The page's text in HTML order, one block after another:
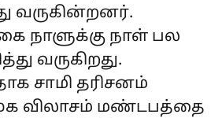
வருகின்றனர்.
நாளுக்கு நாள் பல
வருகிறது.
சாமி தரிசனம்
விலாசம் மண்டபத்தை